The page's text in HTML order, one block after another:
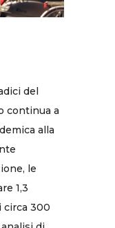
del
continua a
alla
le
1,3
circa 300